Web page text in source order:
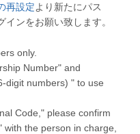
再設定より新たにパス
ンをお願い致します。
only.
Number" and
digit numbers) " to use
Code," please confirm
the person in charge,